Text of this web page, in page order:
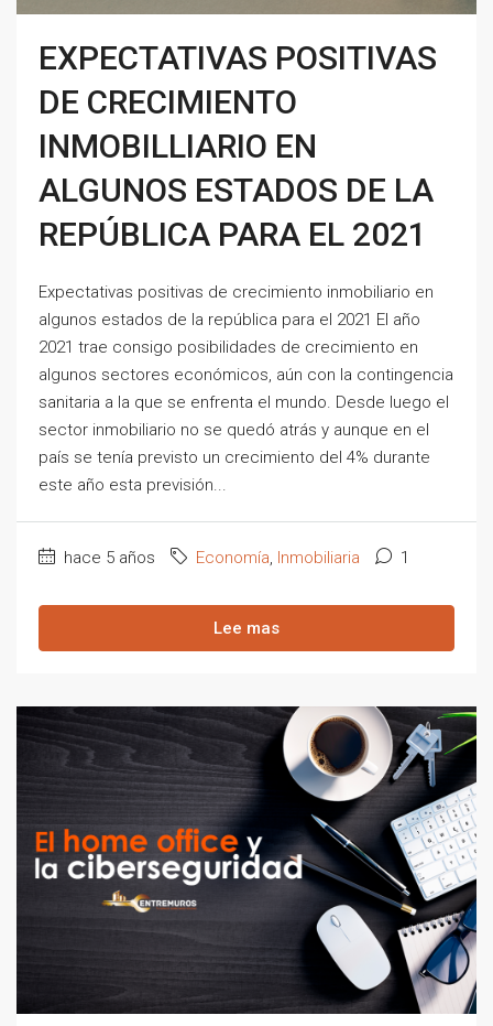
EXPECTATIVAS POSITIVAS
DE CRECIMIENTO
INMOBILLIARIO EN
ALGUNOS ESTADOS DE LA
REPÚBLICA PARA EL 2021
Expectativas positivas de crecimiento inmobiliario en
algunos estados de la república para el 2021 El año
2021 trae consigo posibilidades de crecimiento en
algunos sectores económicos, aún con la contingencia
sanitaria a la que se enfrenta el mundo. Desde luego el
sector inmobiliario no se quedó atrás y aunque en el
país se tenía previsto un crecimiento del 4% durante
este año esta previsión...
hace 5 años Economía, Inmobiliaria 1
Lee mas